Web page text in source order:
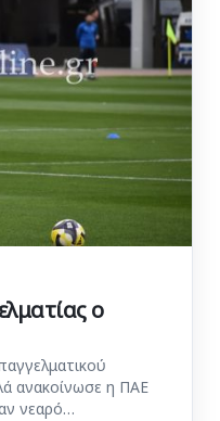
ο
ανακοίνωσε η ΠΑΕ
νεαρό…